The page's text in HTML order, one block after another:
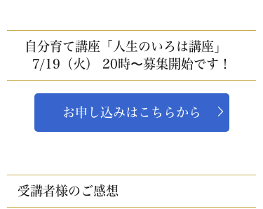
自分育て講座「人生のいろは講座」
7/19（火） 20時〜募集開始です！
お申し込みはこちらから
受講者様のご感想